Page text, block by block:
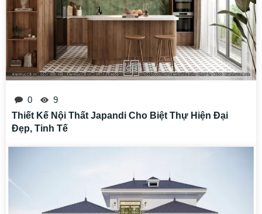
0
9
Thiết Kế Nội Thất Japandi Cho Biệt Thự Hiện Đại
Đẹp, Tinh Tế